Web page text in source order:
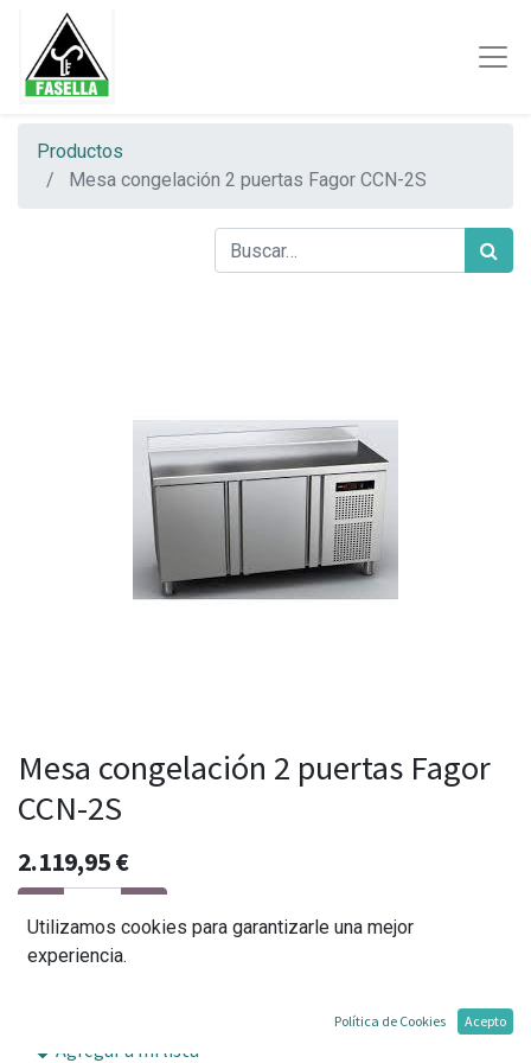
Productos
Mesa congelación 2 puertas Fagor CCN-2S
Mesa congelación 2 puertas Fagor
CCN-2S
2.119,95€
Agregar a mi lista
Utilizamos cookies para garantizarle una mejor
experiencia.
Política de Cookies Acepto